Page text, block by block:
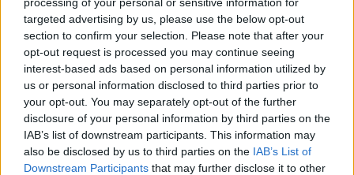
targeted advertising by us, please use the below opt-out
section to confirm your selection. Please note that after your
opt-out request is processed you may continue seeing
interest-based ads based on personal information utilized by
us or personal information disclosed to third parties prior to
your opt-out. You may separately opt-out of the further
disclosure of your personal information by third parties on the
IAB’s list of downstream participants. This information may
also be disclosed by us to third parties on the IAB’s List of
Downstream Participants that may further disclose it to other
ΑΞΙΩΜΑΤΙΚΟΙ ΕΛΛΑΔΑ ΕΜΘ
ΕΝΟΠΛΕΣ ΔΥΝΑΜΕΙΣ
ΣΤΡΑΤΟΣ ΥΠΑΞΙΩΜΑΤΙΚΟΙ ΥΠΕΘΑ